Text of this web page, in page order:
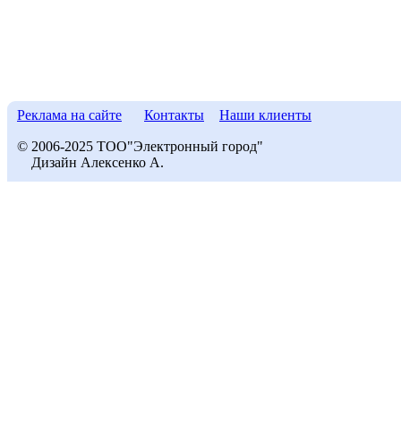
Реклама на сайте Контакты Наши клиенты
© 2006-2025 ТОО"Электронный город"
Дизайн Алексенко А.